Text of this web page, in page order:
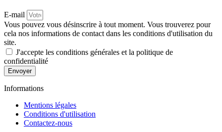
E-mail
Vous pouvez vous désinscrire à tout moment. Vous trouverez pour
cela nos informations de contact dans les conditions d'utilisation du
site.
J'accepte les conditions générales et la politique de
confidentialité
Envoyer
Informations
Mentions légales
Conditions d'utilisation
Contactez-nous